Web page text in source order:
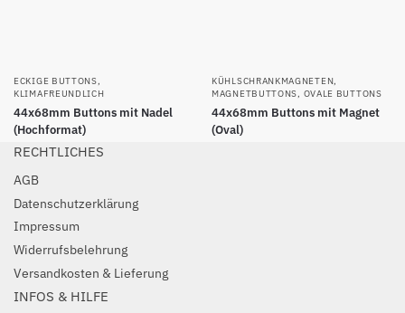
ECKIGE BUTTONS,
KLIMAFREUNDLICH
44x68mm Buttons mit Nadel
(Hochformat)
KÜHLSCHRANKMAGNETEN,
MAGNETBUTTONS, OVALE BUTTONS
44x68mm Buttons mit Magnet
(Oval)
RECHTLICHES
AGB
Datenschutzerklärung
Impressum
Widerrufsbelehrung
Versandkosten & Lieferung
INFOS & HILFE